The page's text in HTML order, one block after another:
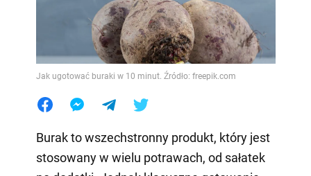
Jak ugotować buraki w 10 minut. Źródło: freepik.com
Burak to wszechstronny produkt, który jest
stosowany w wielu potrawach, od sałatek